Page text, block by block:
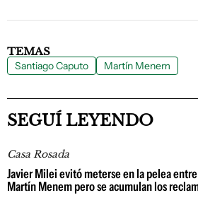
TEMAS
Santiago Caputo Martín Menem
SEGUÍ LEYENDO
Casa Rosada
Javier Milei evitó meterse en la pelea
Martín Menem pero se acumulan los